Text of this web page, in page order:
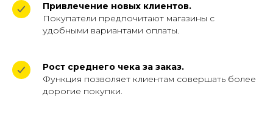
Привлечение новых клиентов.
Покупатели предпочитают магазины с
удобными вариантами оплаты.
Рост среднего чека за заказ.
Функция позволяет клиентам совершать более
дорогие покупки.